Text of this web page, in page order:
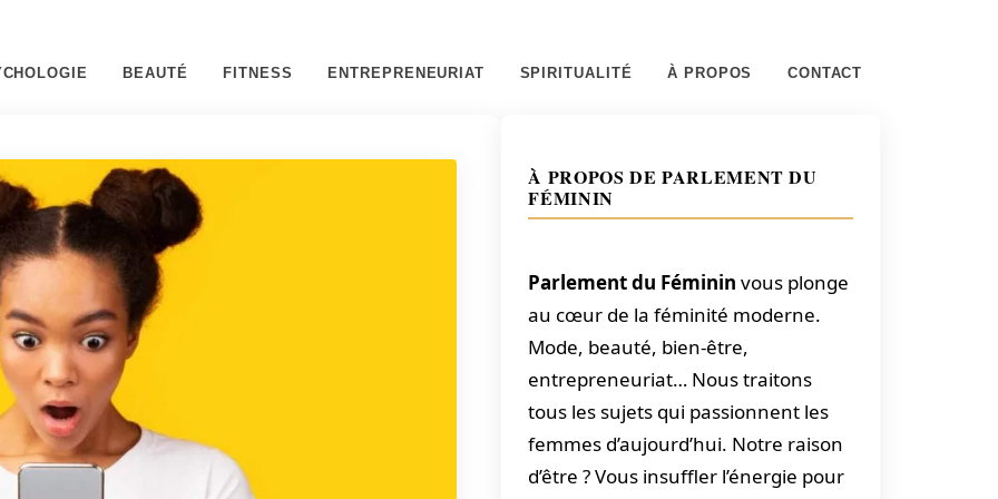
BEAUTÉ FITNESS ENTREPRENEURIAT SPIRITUALITÉ À PROPOS CONTACT
À PROPOS DE PARLEMENT DU
FÉMININ
Parlement du Féminin vous plonge
au cœur de la féminité moderne.
Mode, beauté, bien-être,
entrepreneuriat… Nous traitons
tous les sujets qui passionnent les
femmes d’aujourd’hui. Notre raison
d’être ? Vous insuffler l’énergie pour